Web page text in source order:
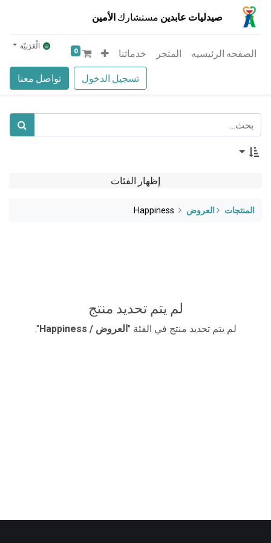
صيدليات عابدين مستشارك الأمين
تسجيل الدخول تواصل معنا
الصفحه الرئيسيه المتجر خدماتنا 0 الْعَرَبيّة
إظهار الفئات
المنتجات ​العروض Happiness
لم يتم تحديد منتج
لم يتم تحديد منتج في الفئة " ​العروض / Happiness ".